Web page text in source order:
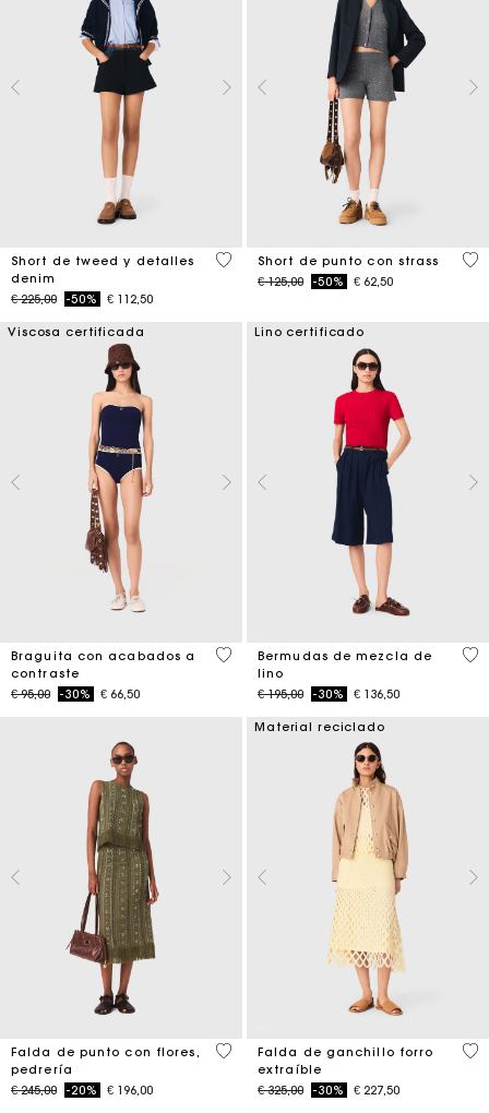
Short de tweed y detalles
denim
Price reduced from
€ 225,00to-50% € 112,50
3,2 out of 5 Customer Rating
Short de punto con strass
Price reduced from
€ 125,00to-50% € 62,50
5
Viscosa certificada
Braguita con acabados a
contraste
Price reduced from
€ 95,00to-30% € 66,50
5 out of 5 Customer Rating
Lino certificado
Bermudas de mezcla de
lino
Price reduced from
€ 195,00to-30% € 136,50
5
Falda de punto con flores,
pedrería
Price reduced from
€ 245,00to-20% € 196,00
4,2 out of 5 Customer Rating
Material reciclado
Falda de ganchillo forro
extraíble
Price reduced from
€ 325,00to-30% € 227,50
5